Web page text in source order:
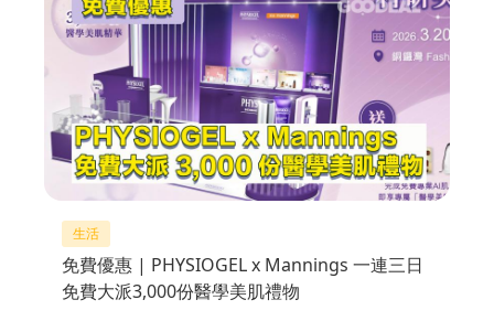
生活
免費優惠 | PHYSIOGEL x Mannings 一連三日
免費大派3,000份醫學美肌禮物